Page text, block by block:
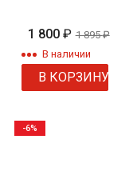
1 800 ₽ 1 895₽
В наличии
В КОРЗИНУ
-6%